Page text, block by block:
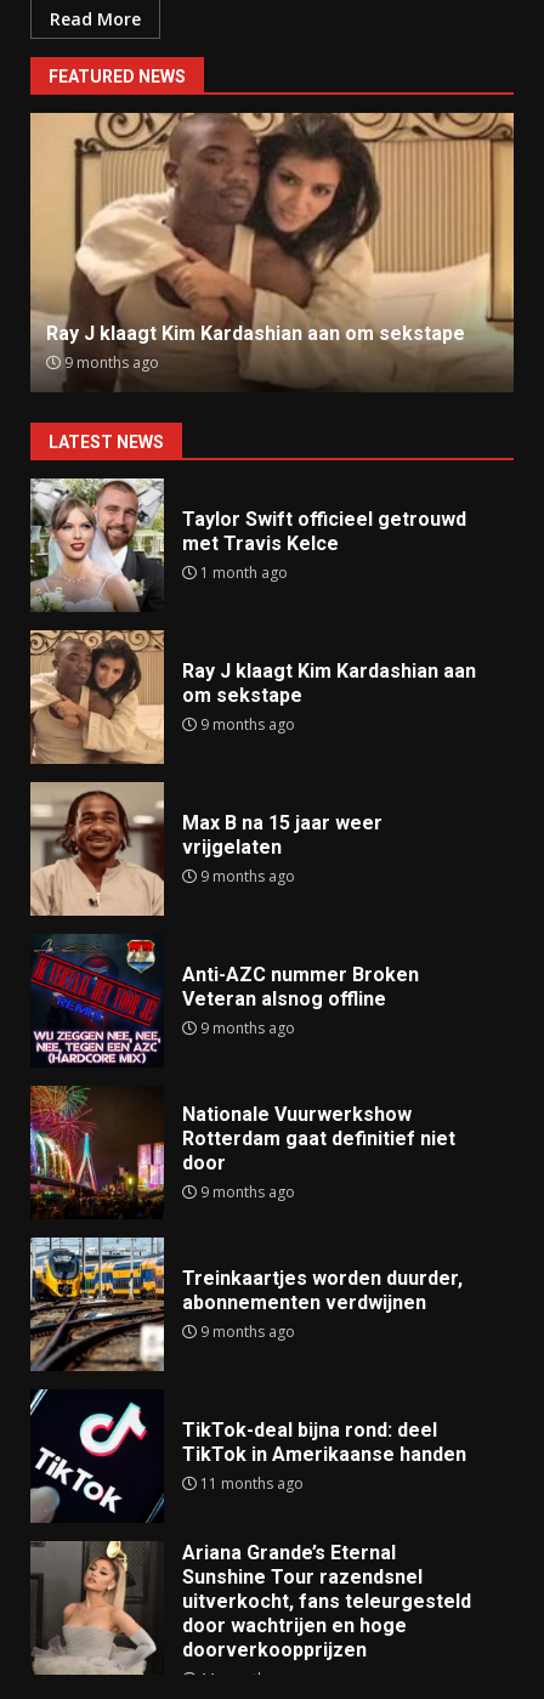
Read More
FEATURED NEWS
Ray J klaagt Kim Kardashian aan om sekstape
9 months ago
LATEST NEWS
Taylor Swift officieel getrouwd
met Travis Kelce
1 month ago
Ray J klaagt Kim Kardashian aan
om sekstape
9 months ago
Max B na 15 jaar weer
vrijgelaten
9 months ago
Anti-AZC nummer Broken
Veteran alsnog offline
9 months ago
Nationale Vuurwerkshow
Rotterdam gaat definitief niet
door
9 months ago
Treinkaartjes worden duurder,
abonnementen verdwijnen
9 months ago
TikTok-deal bijna rond: deel
TikTok in Amerikaanse handen
11 months ago
Ariana Grande’s Eternal
Sunshine Tour razendsnel
uitverkocht, fans teleurgesteld
door wachtrijen en hoge
doorverkoopprijzen
11 months ago